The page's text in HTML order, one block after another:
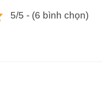
5/5 - (6 bình chọn)